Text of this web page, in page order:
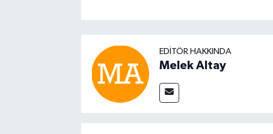
EDITÖR HAKKINDA
Melek Altay